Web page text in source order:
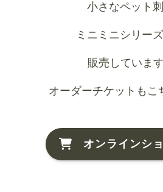
小さなペット
ミニミニシリー
販売していま
オーダーチケットもこ
オンラインシ